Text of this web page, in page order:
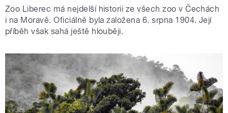
Zoo Liberec má nejdelší historii ze všech zoo v Čechách
i na Moravě. Oficiálně byla založena 6. srpna 1904. Její
příběh však sahá ještě hlouběji.